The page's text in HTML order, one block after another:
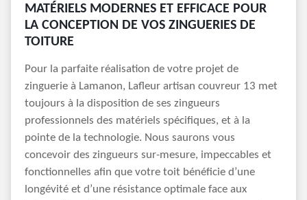
MATÉRIELS MODERNES ET EFFICACE POUR
LA CONCEPTION DE VOS ZINGUERIES DE
TOITURE
Pour la parfaite réalisation de votre projet de
zinguerie à Lamanon, Lafleur artisan couvreur 13 met
toujours à la disposition de ses zingueurs
professionnels des matériels spécifiques, et à la
pointe de la technologie. Nous saurons vous
concevoir des zingueurs sur-mesure, impeccables et
fonctionnelles afin que votre toit bénéficie d’une
longévité et d’une résistance optimale face aux